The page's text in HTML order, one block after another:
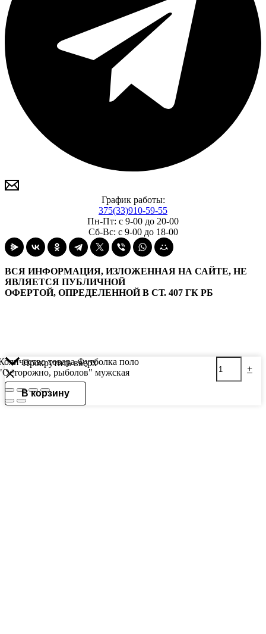
График работы:
375(33)910-59-55
Пн-Пт: с 9-00 до 20-00
Сб-Вс: с 9-00 до 18-00
ВСЯ ИНФОРМАЦИЯ, ИЗЛОЖЕННАЯ НА САЙТЕ, НЕ
ЯВЛЯЕТСЯ ПУБЛИЧНОЙ
ОФЕРТОЙ, ОПРЕДЕЛЕННОЙ В СТ. 407 ГК РБ
-
товара Футболка поло
рыболов" мужская
+
В корзину
Прокрутить вверх